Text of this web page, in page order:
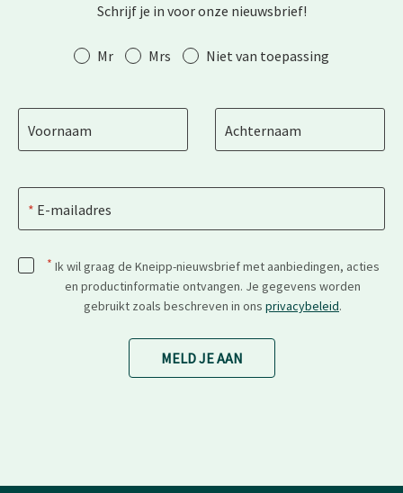
Schrijf je in voor onze nieuwsbrief!
Aanhef Mr Mrs Niet van toepassing
Voornaam Achternaam
E-mailadres
* Ik wil graag de Kneipp-nieuwsbrief met aanbiedingen, acties
en productinformatie ontvangen. Je gegevens worden
gebruikt zoals beschreven in ons privacybeleid.
MELD JE AAN